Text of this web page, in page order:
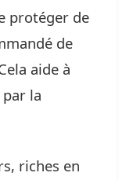
protéger de
de
aide à
la
riches en